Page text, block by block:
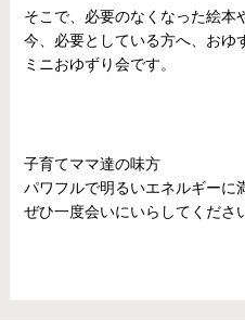
そこで、必要のなくなった絵本
今、必要としている方へ、おゆ
ミニおゆずり会です。
子育てママ達の味方
パワフルで明るいエネルギーに
ぜひ一度会いにいらしてくださ